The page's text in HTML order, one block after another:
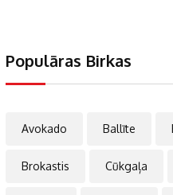
Populāras Birkas
Avokado Ballīte
Brokastis Cūkgaļa